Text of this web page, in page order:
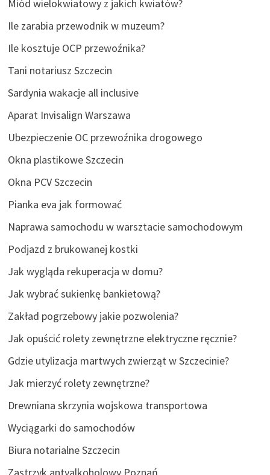
Miód wielokwiatowy z jakich kwiatów?
Ile zarabia przewodnik w muzeum?
Ile kosztuje OCP przewoźnika?
Tani notariusz Szczecin
Sardynia wakacje all inclusive
Aparat Invisalign Warszawa
Ubezpieczenie OC przewoźnika drogowego
Okna plastikowe Szczecin
Okna PCV Szczecin
Pianka eva jak formować
Naprawa samochodu w warsztacie samochodowym
Podjazd z brukowanej kostki
Jak wygląda rekuperacja w domu?
Jak wybrać sukienkę bankietową?
Zakład pogrzebowy jakie pozwolenia?
Jak opuścić rolety zewnętrzne elektryczne ręcznie?
Gdzie utylizacja martwych zwierząt w Szczecinie?
Jak mierzyć rolety zewnętrzne?
Drewniana skrzynia wojskowa transportowa
Wyciągarki do samochodów
Biura notarialne Szczecin
Zastrzyk antyalkoholowy Poznań